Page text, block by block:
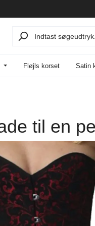
Fløjls korset Satin
til en